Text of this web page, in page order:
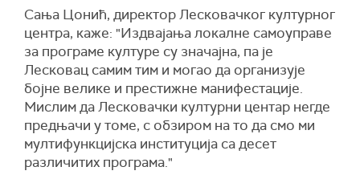
Сања Цонић, директор Лесковачког културног
центра, каже: "Издвајања локалне самоуправе
за програме културе су значајна, па је
Лесковац самим тим и могао да организује
бојне велике и престижне манифестације.
Мислим да Лесковачки културни центар негде
предњачи у томе, с обзиром на то да смо ми
мултифункцијска институција са десет
различитих програма."